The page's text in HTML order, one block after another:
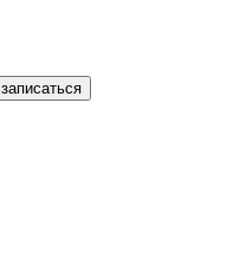
записаться